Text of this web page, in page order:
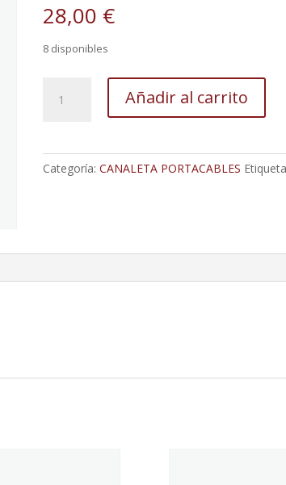
28,00 €
8 disponibles
Vertical;
Cadena
Añadir al carrito
Categoría:CANALETA PORTACABLES